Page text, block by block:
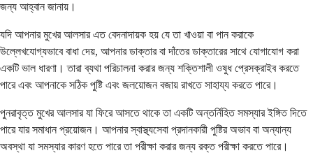
জন্য আহ্বান জানায়।
যদি আপনার মুখের আলসার এত বেদনাদায়ক হয় যে তা খাওয়া বা পান করাকে
উল্লেখযোগ্যভাবে বাধা দেয়, আপনার ডাক্তার বা দাঁতের ডাক্তারের সাথে যোগাযোগ করা
একটি ভাল ধারণা। তারা ব্যথা পরিচালনা করার জন্য শক্তিশালী ওষুধ প্রেসক্রাইব করতে
পারে এবং আপনাকে সঠিক পুষ্টি এবং জলয়োজন বজায় রাখতে সাহায্য করতে পারে।
পুনরাবৃত্ত মুখের আলসার যা ফিরে আসতে থাকে তা একটি অন্তর্নিহিত সমস্যার ইঙ্গিত দিতে
পারে যার সমাধান প্রয়োজন। আপনার স্বাস্থ্যসেবা প্রদানকারী পুষ্টির অভাব বা অন্যান্য
অবস্থা যা সমস্যার কারণ হতে পারে তা পরীক্ষা করার জন্য রক্ত ​​পরীক্ষা করতে পারে।